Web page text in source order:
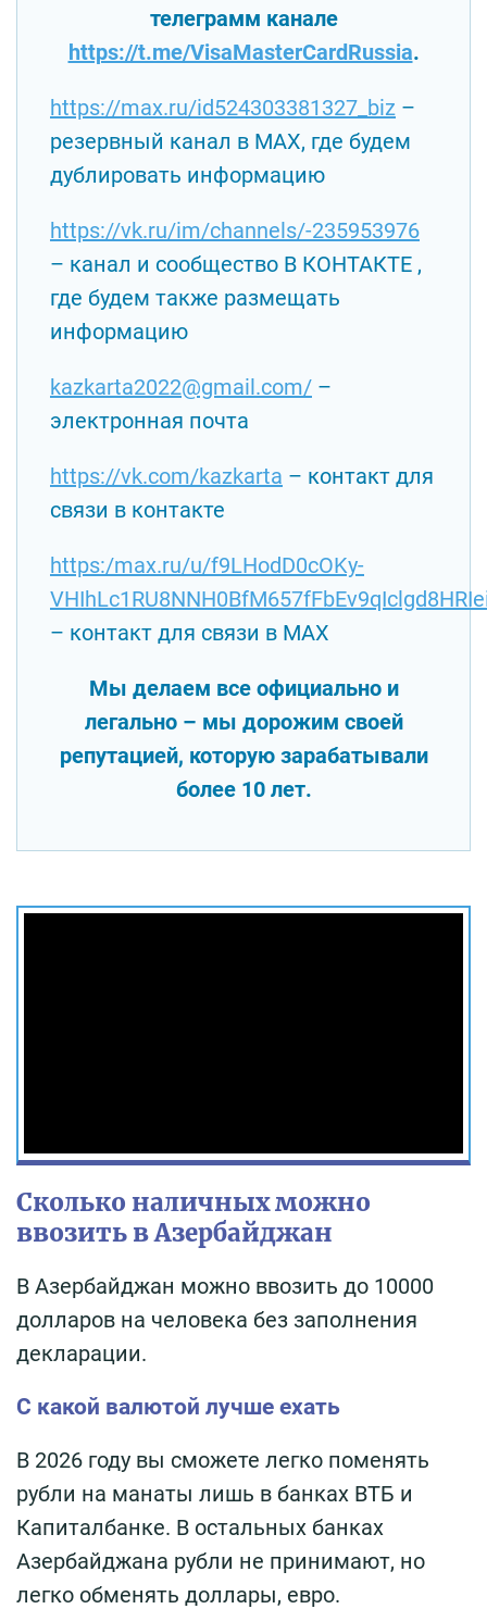
телеграмм канале
https://t.me/VisaMasterCardRussia.
https://max.ru/id524303381327_biz –
резервный канал в MAX, где будем
дублировать информацию
https://vk.ru/im/channels/-235953976
– канал и сообщество В КОНТАКТЕ ,
где будем также размещать
информацию
kazkarta2022@gmail.com/ –
электронная почта
https://vk.com/kazkarta – контакт для
связи в контакте
https:/max.ru/u/f9LHodD0cOKy-
– контакт для связи в MAX
Мы делаем все официально и
легально – мы дорожим своей
репутацией, которую зарабатывали
более 10 лет.
Сколько наличных можно
ввозить в Азербайджан
В Азербайджан можно ввозить до 10000
долларов на человека без заполнения
декларации.
С какой валютой лучше ехать
В 2026 году вы сможете легко поменять
рубли на манаты лишь в банках ВТБ и
Капиталбанке. В остальных банках
Азербайджана рубли не принимают, но
легко обменять доллары, евро.